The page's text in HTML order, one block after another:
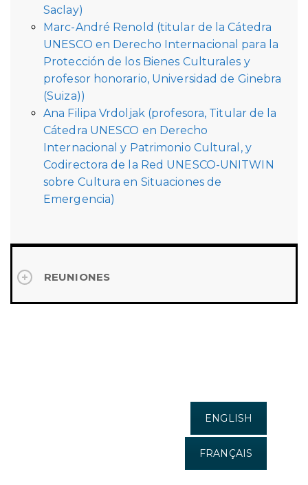
Saclay)
Marc-André Renold (titular de la Cátedra
UNESCO en Derecho Internacional para la
Protección de los Bienes Culturales y
profesor honorario, Universidad de Ginebra
(Suiza))
Ana Filipa Vrdoljak (profesora, Titular de la
Cátedra UNESCO en Derecho
Internacional y Patrimonio Cultural, y
Codirectora de la Red UNESCO-UNITWIN
sobre Cultura en Situaciones de
Emergencia)
REUNIONES
ENGLISH
FRANÇAIS